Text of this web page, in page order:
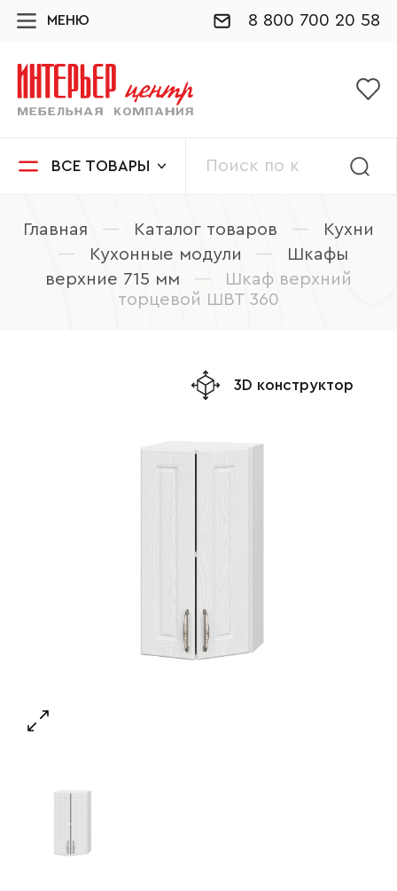
МЕНЮ 8 800 700 20 58
ВСЕ ТОВАРЫ
Главная — Каталог товаров —
Кухни
—
Кухонные модули —
Шкафы
верхние 715 мм
—
Шкаф верхний
торцевой ШВТ 360
3D конструктор